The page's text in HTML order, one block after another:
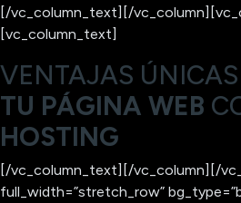
[/vc_column_text][/
[vc_column_text]
VENTAJAS ÚNICAS
TU PÁGINA WEB
HOSTING
[/vc_column_text][/vc_column][/
full_width=”stretch_row”